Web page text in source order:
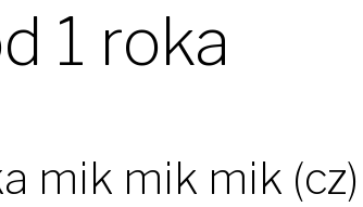
1 roka
mik mik mik (cz)